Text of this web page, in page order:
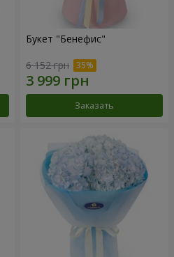
Букет "Бенефис"
6 152 грн
Заказать